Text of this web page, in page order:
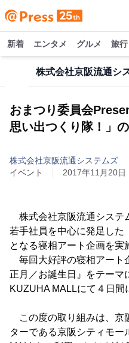
新着 エンタメ グルメ 旅行
株式会社京阪流通シ
おまつり委員会
思い出つくり隊！」
株式会社京阪流通システムズ
イベント
2017年11月20日
株式会社京阪流通システ
若手社員を中心に発足した
となる寝相アート企画を実
毎回大好評の寝相アート
正月／お誕生日』をテーマ
KUZUHA MALLにて４日間
この度の取り組みは、京
ターである京阪シティモ